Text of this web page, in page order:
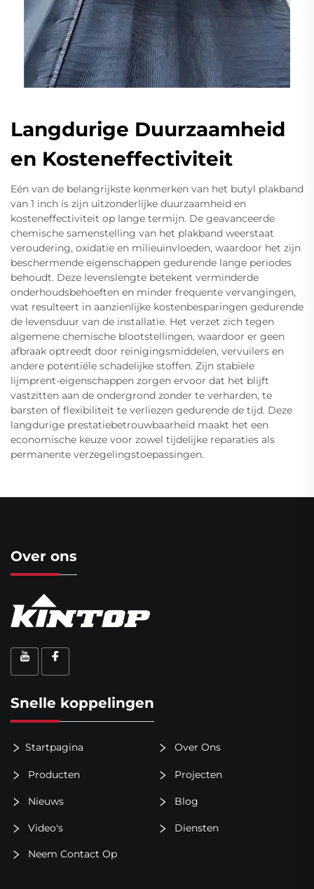
Langdurige Duurzaamheid
en Kosteneffectiviteit
Eén van de belangrijkste kenmerken van het butyl plakband
van 1 inch is zijn uitzonderlijke duurzaamheid en
kosteneffectiviteit op lange termijn. De geavanceerde
chemische samenstelling van het plakband weerstaat
veroudering, oxidatie en milieuinvloeden, waardoor het zijn
beschermende eigenschappen gedurende lange periodes
behoudt. Deze levenslengte betekent verminderde
onderhoudsbehoeften en minder frequente vervangingen,
wat resulteert in aanzienlijke kostenbesparingen gedurende
de levensduur van de installatie. Het verzet zich tegen
algemene chemische blootstellingen, waardoor er geen
afbraak optreedt door reinigingsmiddelen, vervuilers en
andere potentiële schadelijke stoffen. Zijn stabiele
lijmprent-eigenschappen zorgen ervoor dat het blijft
vastzitten aan de ondergrond zonder te verharden, te
barsten of flexibiliteit te verliezen gedurende de tijd. Deze
langdurige prestatiebetrouwbaarheid maakt het een
economische keuze voor zowel tijdelijke reparaties als
permanente verzegelingstoepassingen.
Over ons
Snelle koppelingen
Startpagina Over Ons
Producten Projecten
Nieuws Blog
Video's Diensten
Neem Contact Op